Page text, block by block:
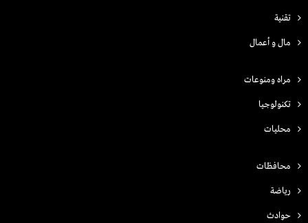
تقنية
مال و أعمال
مراه ومنوعات
تكنولوجيا
محليات
محافظات
رياضة
حوادث